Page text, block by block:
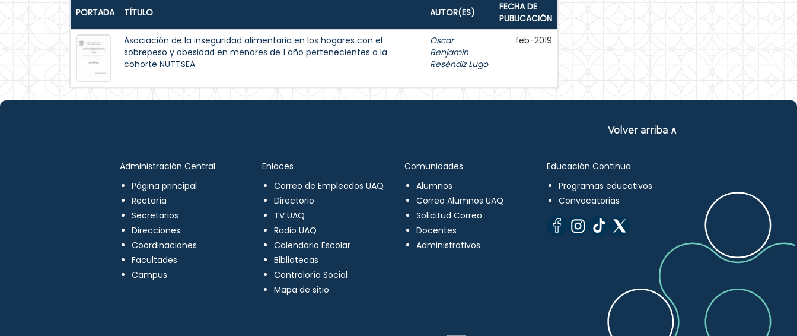
PORTADA TÍTULO AUTOR(ES)
FECHA DE
PUBLICACIÓN
Asociación de la inseguridad alimentaria en los hogares con el
sobrepeso y obesidad en menores de 1 año pertenecientes a la
cohorte NUTTSEA.
Oscar
Benjamín
Reséndiz Lugo
feb-2019
Volver arriba ∧
Administración Central
Página principal
Rectoría
Secretarios
Direcciones
Coordinaciones
Facultades
Campus
Enlaces
Correo de Empleados UAQ
Directorio
TV UAQ
Radio UAQ
Calendario Escolar
Bibliotecas
Contraloría Social
Mapa de sitio
Comunidades
Alumnos
Correo Alumnos UAQ
Solicitud Correo
Docentes
Administrativos
Educación Continua
Programas educativos
Convocatorias